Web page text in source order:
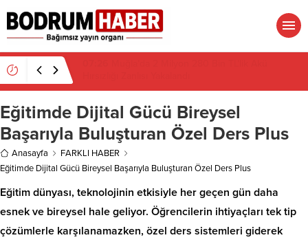
Eğitimde Dijital Gücü Bireysel
Başarıyla Buluşturan Özel Ders Plus
Anasayfa
FARKLI HABER
Eğitimde Dijital Gücü Bireysel Başarıyla Buluşturan Özel Ders Plus
Eğitim dünyası, teknolojinin etkisiyle her geçen gün daha
esnek ve bireysel hale geliyor. Öğrencilerin ihtiyaçları tek tip
çözümlerle karşılanamazken, özel ders sistemleri giderek